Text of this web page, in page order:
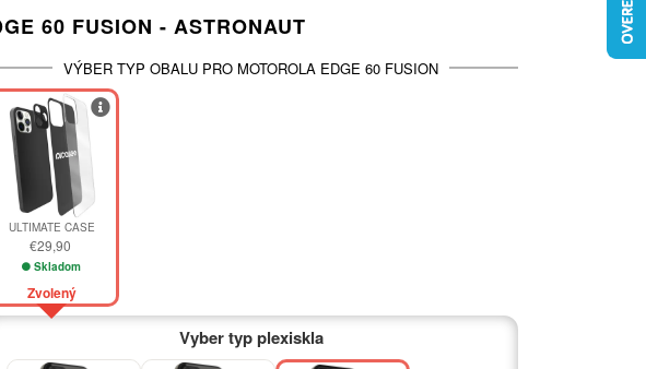
60 FUSION - ASTRONAUT
VÝBER TYP OBALU PRO MOTOROLA EDGE 60 FUSION
ULTIMATE CASE
€29,90
Skladom
Zvolený
Vyber typ plexiskla